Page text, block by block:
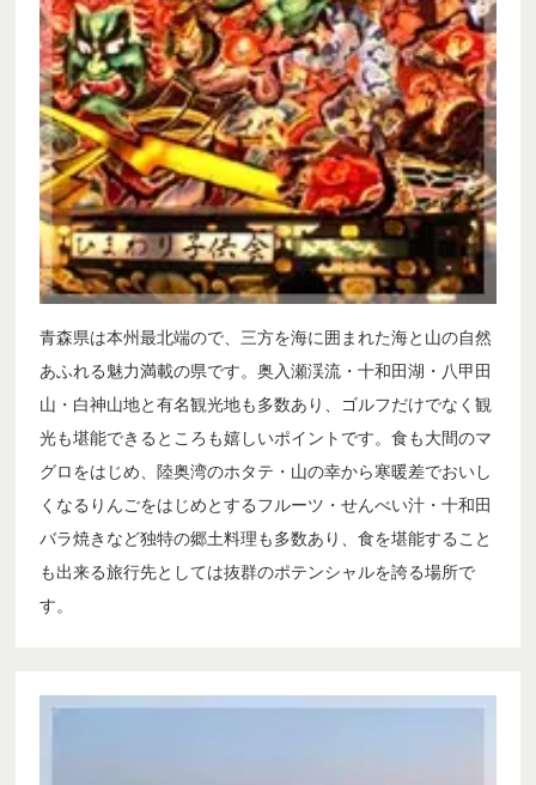
青森県は本州最北端ので、三方を海に囲まれた海と山の自然
あふれる魅力満載の県です。奥入瀬渓流・十和田湖・八甲田
山・白神山地と有名観光地も多数あり、ゴルフだけでなく観
光も堪能できるところも嬉しいポイントです。食も大間のマ
グロをはじめ、陸奥湾のホタテ・山の幸から寒暖差でおいし
くなるりんごをはじめとするフルーツ・せんべい汁・十和田
バラ焼きなど独特の郷土料理も多数あり、食を堪能すること
も出来る旅行先としては抜群のポテンシャルを誇る場所で
す。